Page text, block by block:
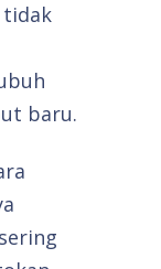
tidak
baru.